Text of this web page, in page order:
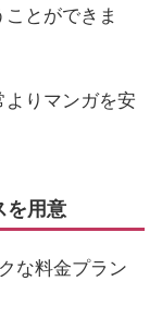
とができま
よりマンガを安
を用意
な料金プラン